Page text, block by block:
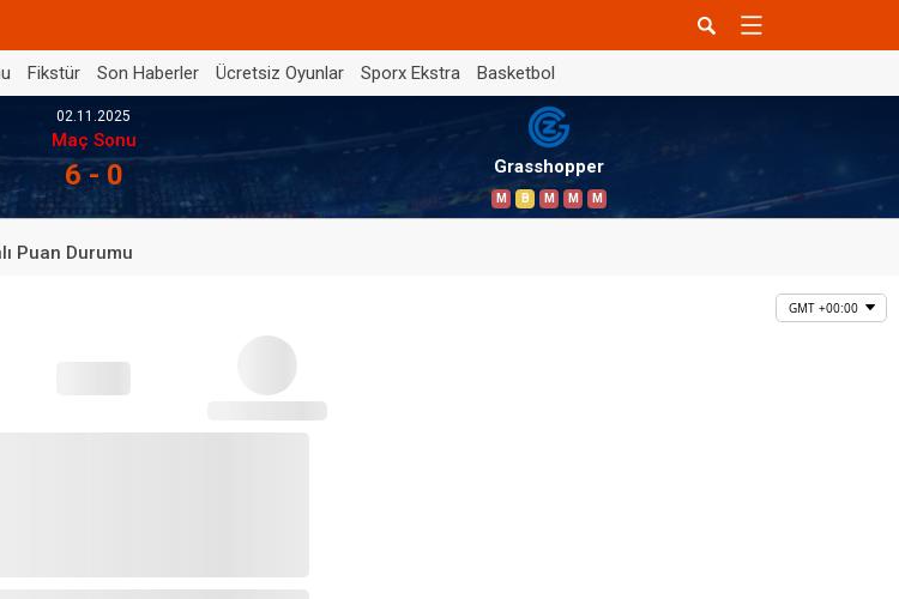
Fikstür Son Haberler Ücretsiz Oyunlar Sporx Ekstra Basketbol
02.11.2025
Maç Sonu
6 - 0 Grasshopper
M B M M M
Puan Durumu
GMT +00:00